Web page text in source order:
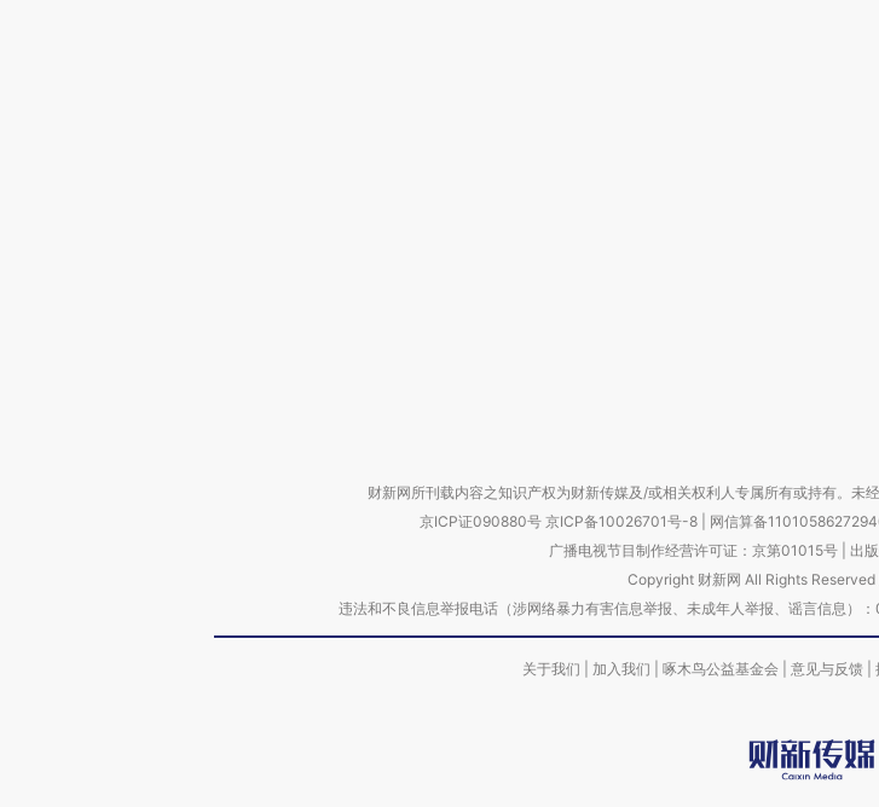
财新网所刊载内容之知识产权为财新传媒及/或相关权利人专属所有或持有。未
京ICP证090880号 京ICP备10026701号-8 网信算备
广播电视节目制作经营许可证：京第01015号| 出
Copyright 财新网 All Rights Reserved
违法和不良信息举报电话（涉网络暴力有害信息举报、未成年人举报、谣言信息
关于我们 加入我们 啄木鸟公益基金会 意见与反馈